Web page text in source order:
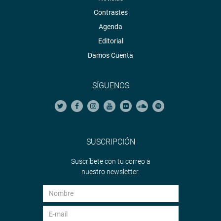
Contrastes
Agenda
Editorial
Damos Cuenta
SÍGUENOS
SUSCRIPCIÓN
Suscríbete con tu correo a
nuestro newsletter.